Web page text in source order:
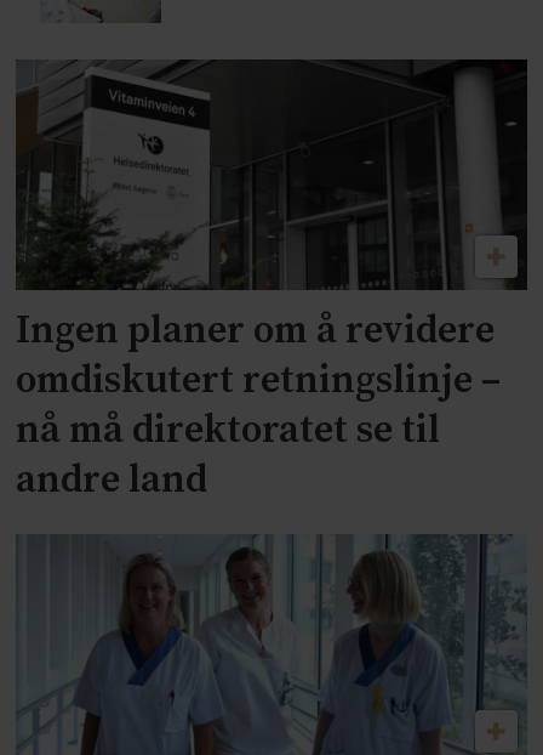
Ingen planer om å revidere
omdiskutert retningslinje –
nå må direktoratet se til
andre land